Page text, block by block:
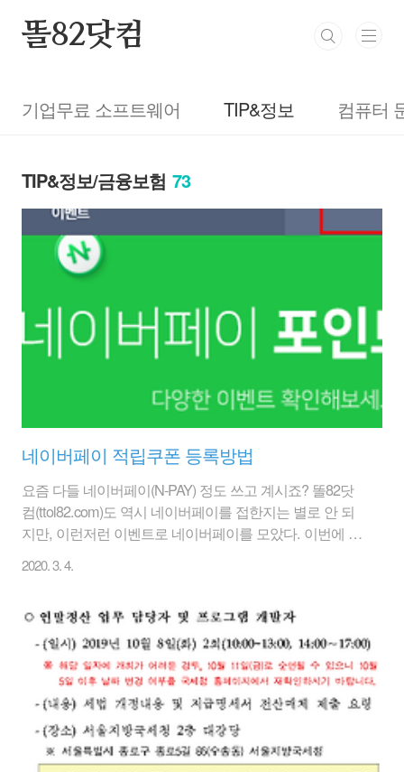
똘82닷컴
기업무료 소프트웨어 TIP&정보 컴퓨터
TIP&정보/금융보험 73
네이버페이 적립쿠폰 등록방법
요즘 다들 네이버페이(N-PAY) 정도 쓰고 계시죠? 똘82닷
컴(ttol82.com)도 역시 네이버페이를 접한지는 별로 안 되
지만, 이런저런 이벤트로 네이버페이를 모았다. 이번에 문
쿠폰을 등록하는 방법을 알아보자. 조금 헷갈릴 수도 있으
쪽에 [쿠폰]을 선택하자. 2. 적립쿠폰번호가 있으면 등록하
라고 문구가 나온다. [쿠폰등록] 클릭 3. 팝업창이 뜨고 네
이버페이 포인트 적립쿠폰 번호를 입력하고 [등록]을 눌러
주면 된다. 4. 포인트 적립쿠폰이 등록되었다고 나온다. 5.
화면을 새로 고침하여 네이버페이 포인트를 확인하면 저
렇게 네이버페이 적립쿠폰 금액만큼 추가도니 것을 확인
가능하다. 네이..
2020. 3. 4.